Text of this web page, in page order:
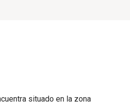
situado en la zona